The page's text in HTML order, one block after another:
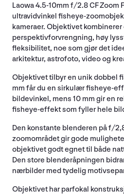
Laowa 4.5-10mm f/2.8 CF Zoom
ultravidvinkel fisheye-
kameraer. Objektivet
perspektivforvrengning, høy
fleksibilitet, noe som gjør det
arkitektur, astrofoto, video og
Objektivet tilbyr en unik dobbel
mm får du en sirkulær fisheye-
bildevinkel, mens 10 mm gir en
fisheye-effekt som fyller hele
Den konstante blenderen på f/
zoomområdet gir gode
objektivet godt egnet til både
Den store blenderåpningen
nærbilder med tydelig
Objektivet har parfokal